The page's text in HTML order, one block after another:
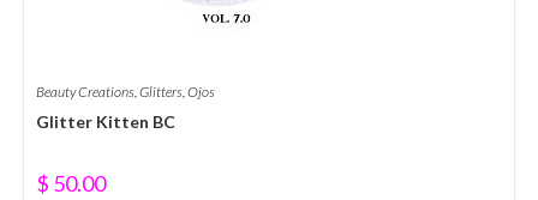
Beauty Creations, Glitters, Ojos
Glitter Kitten BC
$ 50.00